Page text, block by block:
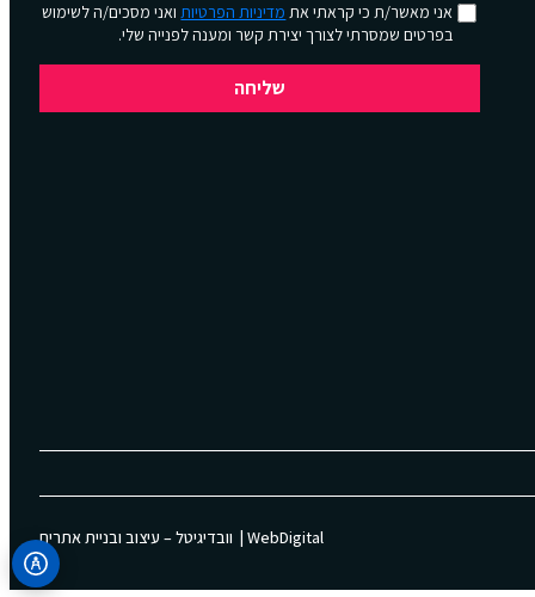
אני מאשר/ת כי קראתי את מדיניות הפרטיותואני מסכים/ה לשימוש
בפרטים שמסרתי לצורך יצירת קשר ומענה לפנייה שלי.
שליחה
WebDigital | וובדיגיטל – עיצוב ובניית אתרים